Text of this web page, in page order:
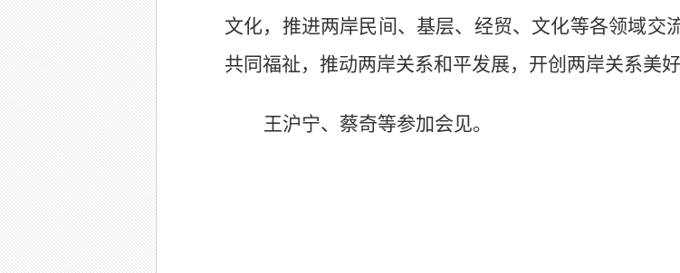
文化，推进两岸民间、基层、经贸、文化等各领域交
共同福祉，推动两岸关系和平发展，开创两岸关系美
王沪宁、蔡奇等参加会见。